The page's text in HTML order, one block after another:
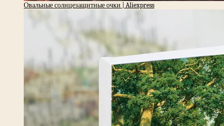
Овальные солнцезащитные очки | Aliexpress